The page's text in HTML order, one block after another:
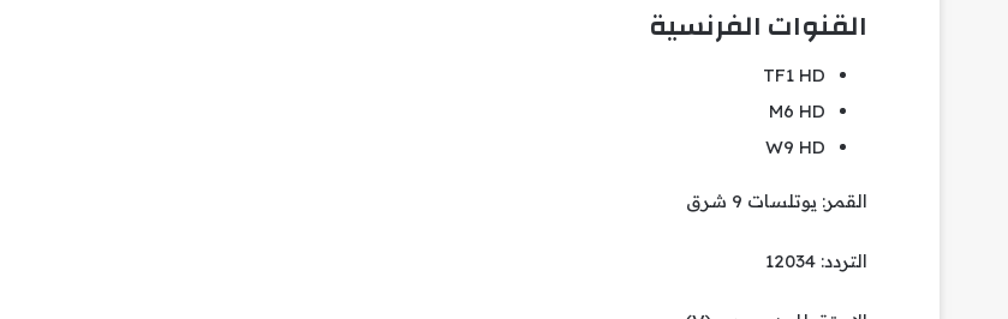
القنوات الفرنسية
TF1 HD
M6 HD
W9 HD
القمر: يوتلسات 9 شرق
التردد: 12034